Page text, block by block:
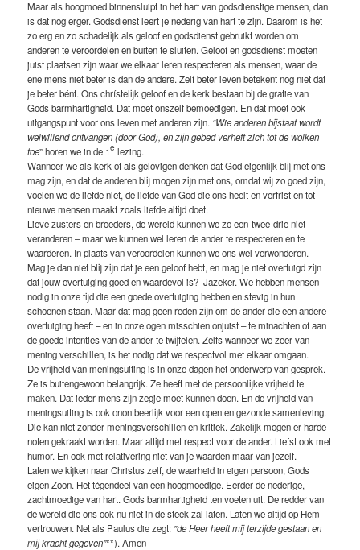
Maar als hoogmoed binnensluipt in het hart van godsdienstige mensen, dan
is dat nog erger. Godsdienst leert je nederig van hart te zijn. Daarom is het
zo erg en zo schadelijk als geloof en godsdienst gebruikt worden om
anderen te veroordelen en buiten te sluiten. Geloof en godsdienst moeten
juist plaatsen zijn waar we elkaar leren respecteren als mensen, waar de
ene mens niet beter is dan de andere. Zelf beter leven betekent nog niet dat
je beter bént. Ons chrístelijk geloof en de kerk bestaan bij de gratie van
Gods barmhartigheid. Dat moet onszelf bemoedigen. En dat moet ook
uitgangspunt voor ons leven met anderen zijn. “Wie anderen bijstaat wordt
welwillend ontvangen (door God), en zijn gebed verheft zich tot de wolken
toe” horen we in de 1e lezing.
Wanneer we als kerk of als gelovigen denken dat God eigenlijk blij met ons
mag zijn, en dat de anderen blij mogen zijn met ons, omdat wij zo goed zijn,
voelen we de liefde niet, de liefde van God die ons heelt en verfrist en tot
nieuwe mensen maakt zoals liefde altijd doet.
Lieve zusters en broeders, de wereld kunnen we zo een-twee-drie niet
veranderen – maar we kunnen wel leren de ander te respecteren en te
waarderen. In plaats van veroordelen kunnen we ons wel verwonderen.
Mag je dan niet blij zijn dat je een geloof hebt, en mag je niet overtuigd zijn
dat jouw overtuiging goed en waardevol is? Jazeker. We hebben mensen
nodig in onze tijd die een goede overtuiging hebben en stevig in hun
schoenen staan. Maar dat mag geen reden zijn om de ander die een andere
overtuiging heeft – en in onze ogen misschien onjuist – te minachten of aan
de goede intenties van de ander te twijfelen. Zelfs wanneer we zeer van
mening verschillen, is het nodig dat we respectvol met elkaar omgaan.
De vrijheid van meningsuiting is in onze dagen het onderwerp van gesprek.
Ze is buitengewoon belangrijk. Ze heeft met de persoonlijke vrijheid te
maken. Dat ieder mens zijn zegje moet kunnen doen. En de vrijheid van
meningsuiting is ook onontbeerlijk voor een open en gezonde samenleving.
Die kan niet zonder meningsverschillen en kritiek. Zakelijk mogen er harde
noten gekraakt worden. Maar altijd met respect voor de ander. Liefst ook met
humor. En ook met relativering niet van je waarden maar van jezelf.
Laten we kijken naar Christus zelf, de waarheid in eigen persoon, Gods
eigen Zoon. Het tégendeel van een hoogmoedige. Eerder de nederige,
zachtmoedige van hart. Gods barmhartigheid ten voeten uit. De redder van
de wereld die ons ook nu niet in de steek zal laten. Laten we altijd op Hem
vertrouwen. Net als Paulus die zegt: ”de Heer heeft mij terzijde gestaan en
mij kracht gegeven”**). Amen